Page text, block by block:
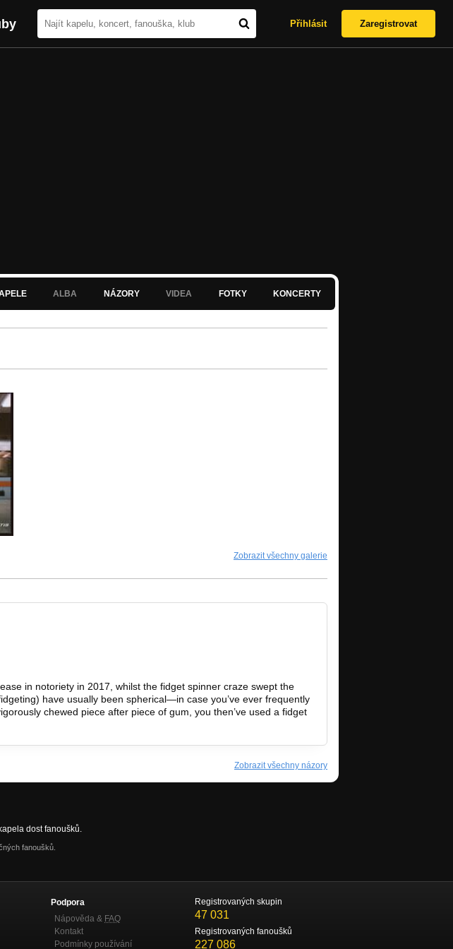
Přihlásit Zaregistrovat
ALBA NÁZORY VIDEA FOTKY KONCERTY
Zobrazit všechny galerie
in notoriety in 2017, whilst the fidget spinner craze swept the
have usually been spherical—in case you’ve ever frequently
chewed piece after piece of gum, you then’ve used a fidget
Zobrazit všechny názory
dost fanoušků.
fanoušků.
Podpora
Nápověda & FAQ
Kontakt
Podmínky používání
Registrovaných skupin
47 031
Registrovaných fanoušků
227 086